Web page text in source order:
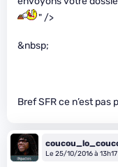
" />
&nbsp;
Bref SFR ce n’est pas
Le 25/10/2016 à 13h17